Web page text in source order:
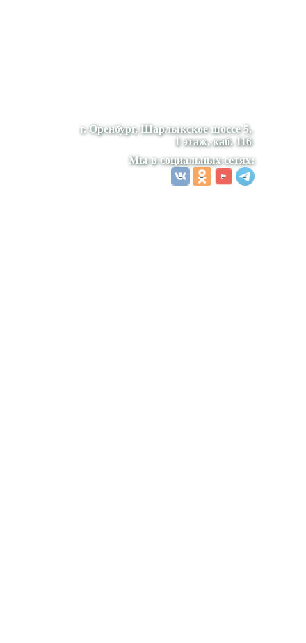
г. Оренбург, Шарлыкское шоссе 5,
1 этаж, каб. 116
Мы в социальных сетях: